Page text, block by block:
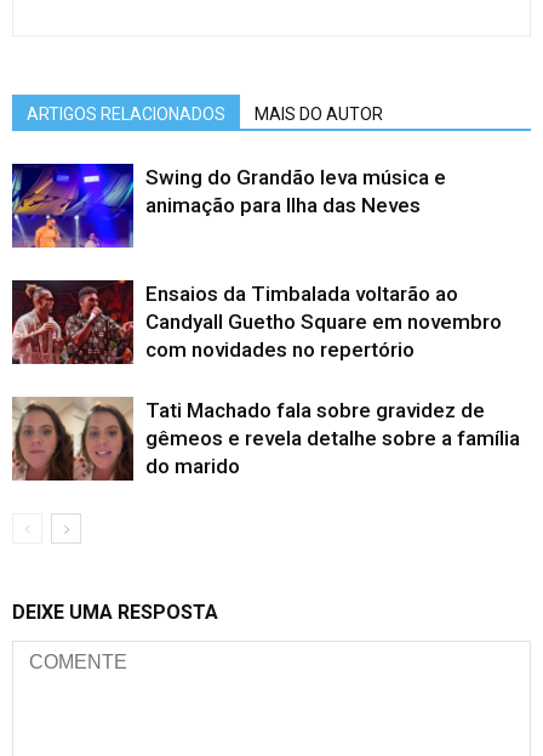
ARTIGOS RELACIONADOS MAIS DO AUTOR
Swing do Grandão leva música e
animação para Ilha das Neves
Ensaios da Timbalada voltarão ao
Candyall Guetho Square em novembro
com novidades no repertório
Tati Machado fala sobre gravidez de
gêmeos e revela detalhe sobre a família
do marido
DEIXE UMA RESPOSTA